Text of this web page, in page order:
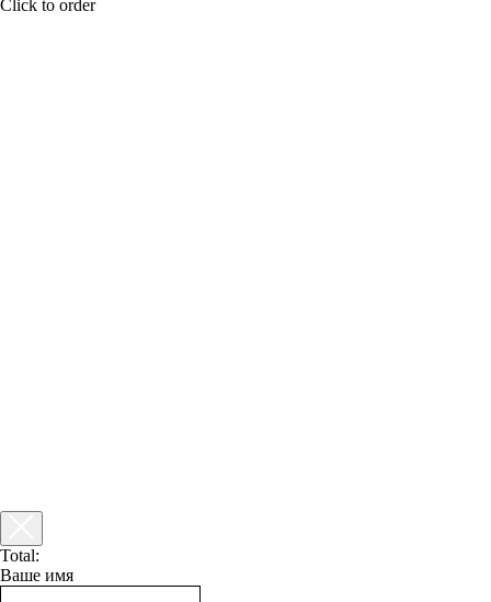
Click to order
Total:
Ваше имя